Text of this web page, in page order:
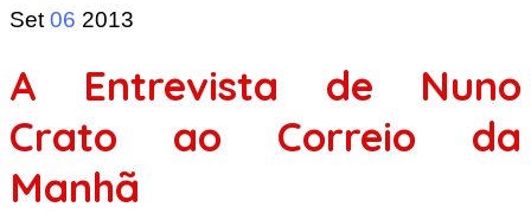
Set 06 2013
A Entrevista de Nuno
Crato ao Correio da
Manhã